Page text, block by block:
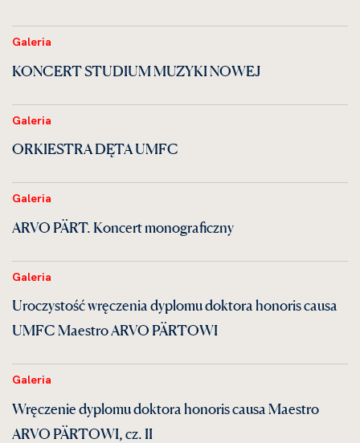
Galeria
KONCERT STUDIUM MUZYKI NOWEJ
Galeria
ORKIESTRA DĘTA UMFC
Galeria
ARVO PÄRT. Koncert monograficzny
Galeria
Uroczystość wręczenia dyplomu doktora honoris causa
UMFC Maestro ARVO PÄRTOWI
Galeria
Wręczenie dyplomu doktora honoris causa Maestro
ARVO PÄRTOWI, cz. II